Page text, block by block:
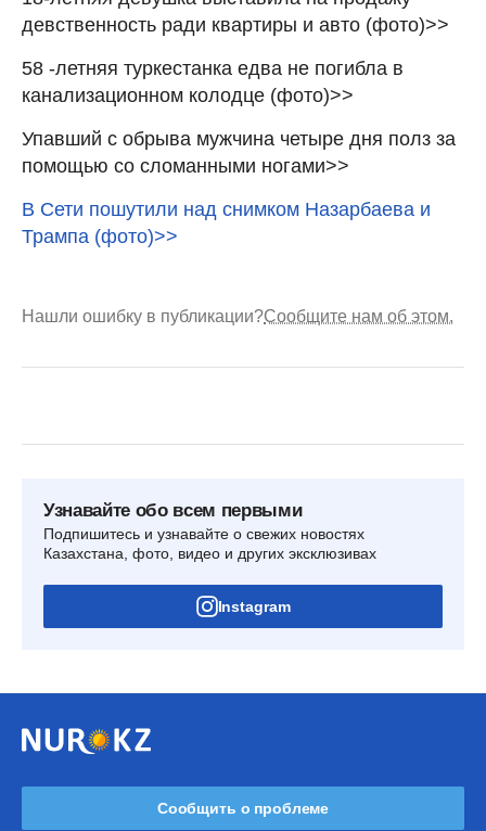
девственность ради квартиры и авто (фото)>>
58 -летняя туркестанка едва не погибла в
канализационном колодце (фото)>>
Упавший с обрыва мужчина четыре дня полз за
помощью со сломанными ногами>>
В Сети пошутили над снимком Назарбаева и
Трампа (фото)>>
Нашли ошибку в публикации?Сообщите нам об этом.
Узнавайте обо всем первыми
Подпишитесь и узнавайте о свежих новостях
Казахстана, фото, видео и других эксклюзивах
Instagram
Сообщить о проблеме